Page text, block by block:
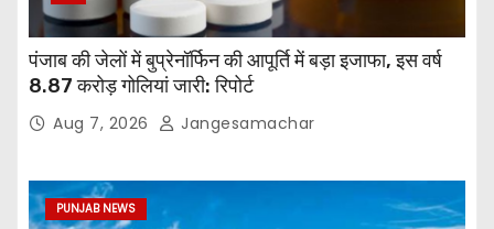
पंजाब की जेलों में बुप्रेनॉर्फिन की आपूर्ति में बड़ा इजाफा, इस वर्ष
8.87 करोड़ गोलियां जारी: रिपोर्ट
Aug 7, 2026 Jangesamachar
PUNJAB NEWS